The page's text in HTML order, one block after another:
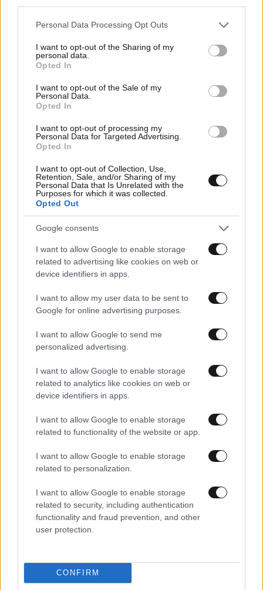
Please note that this website/app uses one or more Google
not limited to your visit or usage behaviour. You may click to
grant or deny consent to Google and its third-party tags to
use your data for below specified purposes in below Google
consent section.
Personal Data Processing Opt Outs
I want to opt-out of the Sharing of my
personal data.
Opted In
I want to opt-out of the Sale of my
Personal Data.
Opted In
I want to opt-out of processing my
Personal Data for Targeted Advertising.
Opted In
I want to opt-out of Collection, Use,
Retention, Sale, and/or Sharing of my
Personal Data that Is Unrelated with the
Purposes for which it was collected.
Opted Out
Google consents
I want to allow Google to enable storage
related to advertising like cookies on web or
device identifiers in apps.
I want to allow my user data to be sent to
Google for online advertising purposes.
I want to allow Google to send me
personalized advertising.
I want to allow Google to enable storage
related to analytics like cookies on web or
device identifiers in apps.
I want to allow Google to enable storage
related to functionality of the website or app.
I want to allow Google to enable storage
related to personalization.
I want to allow Google to enable storage
related to security, including authentication
functionality and fraud prevention, and other
user protection.
CONFIRM
20·12·2018 23:24
Η Ιρίνα Σάικ είναι το νέο πρόσωπο της Marc Jacobs
Beauty
05·04·2018 15:16
αγαπημένο του